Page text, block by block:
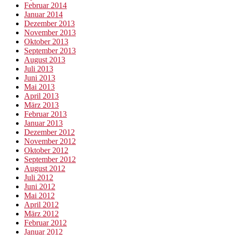
Februar 2014
Januar 2014
Dezember 2013
November 2013
Oktober 2013
September 2013
August 2013
Juli 2013
Juni 2013
Mai 2013
April 2013
März 2013
Februar 2013
Januar 2013
Dezember 2012
November 2012
Oktober 2012
September 2012
August 2012
Juli 2012
Juni 2012
Mai 2012
April 2012
März 2012
Februar 2012
Januar 2012